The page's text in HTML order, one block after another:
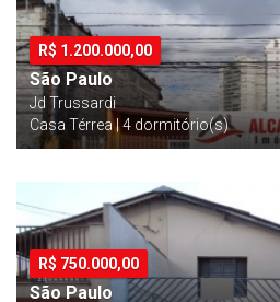
R$ 1.200.000,00
São Paulo
Jd Trussardi
Casa Térrea | 4 dormitório(s)
R$ 750.000,00
São Paulo